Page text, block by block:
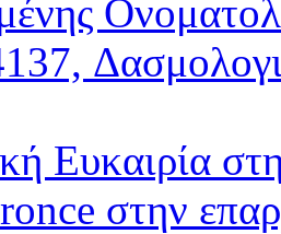
Ευκαιρία
στην